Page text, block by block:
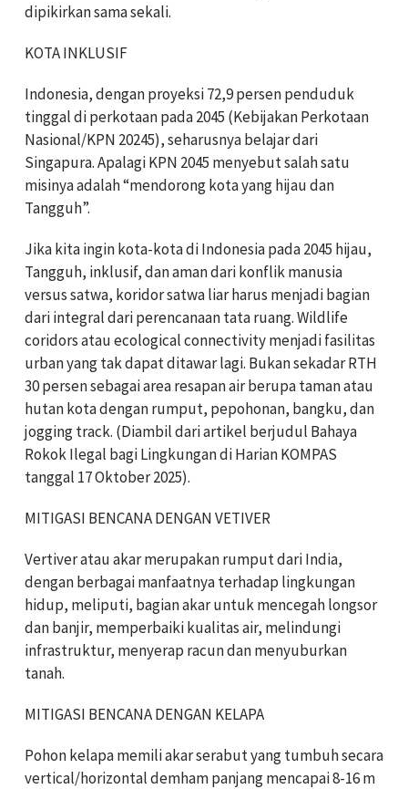
dipikirkan sama sekali.
KOTA INKLUSIF
Indonesia, dengan proyeksi 72,9 persen penduduk
tinggal di perkotaan pada 2045 (Kebijakan Perkotaan
Nasional/KPN 20245), seharusnya belajar dari
Singapura. Apalagi KPN 2045 menyebut salah satu
misinya adalah “mendorong kota yang hijau dan
Tangguh”.
Jika kita ingin kota-kota di Indonesia pada 2045 hijau,
Tangguh, inklusif, dan aman dari konflik manusia
versus satwa, koridor satwa liar harus menjadi bagian
dari integral dari perencanaan tata ruang. Wildlife
coridors atau ecological connectivity menjadi fasilitas
urban yang tak dapat ditawar lagi. Bukan sekadar RTH
30 persen sebagai area resapan air berupa taman atau
hutan kota dengan rumput, pepohonan, bangku, dan
jogging track. (Diambil dari artikel berjudul Bahaya
Rokok Ilegal bagi Lingkungan di Harian KOMPAS
tanggal 17 Oktober 2025).
MITIGASI BENCANA DENGAN VETIVER
Vertiver atau akar merupakan rumput dari India,
dengan berbagai manfaatnya terhadap lingkungan
hidup, meliputi, bagian akar untuk mencegah longsor
dan banjir, memperbaiki kualitas air, melindungi
infrastruktur, menyerap racun dan menyuburkan
tanah.
MITIGASI BENCANA DENGAN KELAPA
Pohon kelapa memili akar serabut yang tumbuh secara
vertical/horizontal demham panjang mencapai 8-16 m